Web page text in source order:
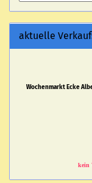
aktuelle
Wochenmarkt Ecke
kein